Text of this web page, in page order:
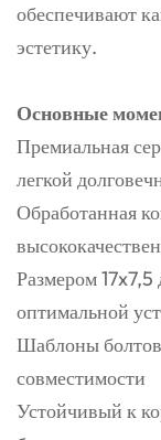
обеспечивают
эстетику.
Основные
Премиальная
легкой
Обработанная
Размером
оптимальной
Шаблоны
совместимости
Устойчивый к